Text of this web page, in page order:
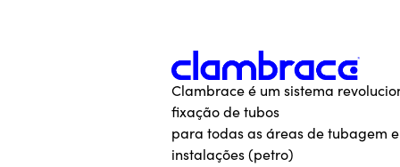
Clambrace é um sistema
fixação de tubos
para todas as áreas de tubagem
instalações (petro)